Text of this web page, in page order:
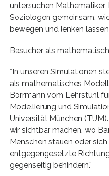
untersuchen
Soziologen gemeinsam,
bewegen und lenken lassen.
Besucher als
“In unseren Simulationen
als mathematisches Modell
Borrmann vom Lehrstuhl
Modellierung und
Universität München
wir sichtbar machen, wo
Menschen stauen oder
entgegengesetzte
gegenseitig behindern.”